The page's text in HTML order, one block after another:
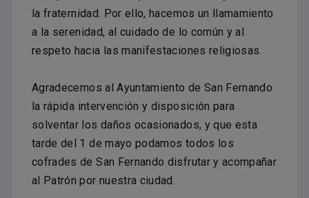
la fraternidad. Por ello, hacemos un llamamiento
a la serenidad, al cuidado de lo común y al
respeto hacia las manifestaciones religiosas.
Agradecemos al Ayuntamiento de San Fernando
la rápida intervención y disposición para
solventar los daños ocasionados, y que esta
tarde del 1 de mayo podamos todos los
cofrades de San Fernando disfrutar y acompañar
al Patrón por nuestra ciudad.